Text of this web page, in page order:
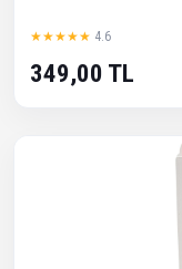
★★★★★ 4.6
349,00 TL